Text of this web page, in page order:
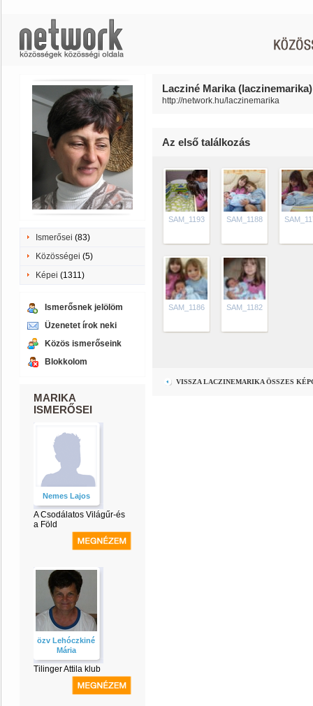
Ismerősei (83)
Közösségei (5)
Képei (1311)
Ismerősnek jelölöm
Üzenetet írok neki
Közös ismerőseink
Blokkolom
MARIKA
ISMERŐSEI
Nemes Lajos
A Csodálatos Világűr-és
a Föld
özv Lehóczkiné
Mária
Tilinger Attila klub
Lacziné Marika
http://network.hu/laczinemarika
Az első találkozás
SAM_1193 SAM_1188
SAM_1186 SAM_1182
VISSZA LACZINEMARIKA ÖSSZES